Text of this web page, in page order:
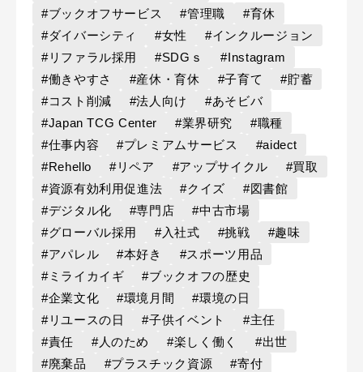
#ブックオフサービス
#管理職
#育休
#ダイバーシティ
#女性
#インクルージョン
#リファラル採用
#SDGｓ
#Instagram
#働きやすさ
#産休・育休 #子育て
#貯蓄
#コスト削減
#法人向け
#あそビバ
#Japan TCG Center
#業界研究
#職種
#仕事内容
#プレミアムサービス
#aidect
#Rehello
#リペア #アップサイクル
#買取
#資源有効利用促進法
#クイズ
#図書館
#デジタル化
#専門店
#中古市場
#グローバル採用
#入社式 #挑戦
#趣味
#アパレル
#本好き
#スポーツ用品
#ミライカイギ
#ブックオフの歴史
#企業文化
#環境月間
#環境の日
#リユースの日
#子供イベント
#主任
#責任
#人のため #楽しく働く
#出世
#廃棄品
#プラスチック資源
#寄付